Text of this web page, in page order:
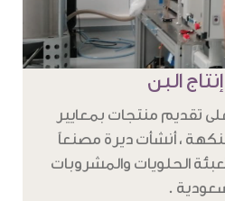
البن
تقديم منتجات بمعايير
، أنشأت ديرة مصنعاً
الحلويات والمشروبات
.